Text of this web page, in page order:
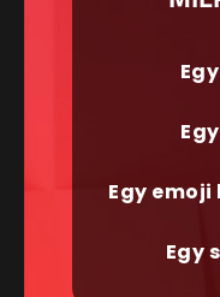
Egy
Egy